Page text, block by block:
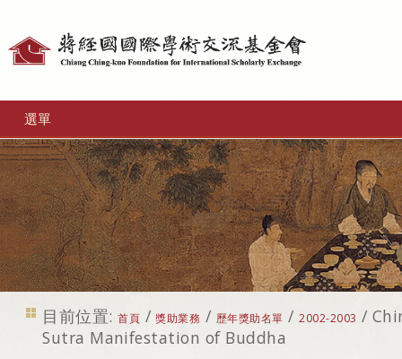
選單
目前位置: 首頁 /獎助業務 / 歷年獎助名單 /2002-2003 /
Sutra Manifestation of Buddha